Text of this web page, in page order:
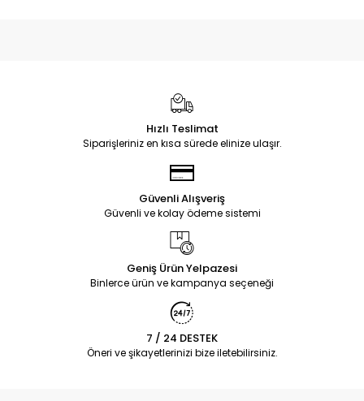
Hızlı Teslimat
Siparişleriniz en kısa sürede elinize ulaşır.
Güvenli Alışveriş
Güvenli ve kolay ödeme sistemi
Geniş Ürün Yelpazesi
Binlerce ürün ve kampanya seçeneği
7 / 24 DESTEK
Öneri ve şikayetlerinizi bize iletebilirsiniz.